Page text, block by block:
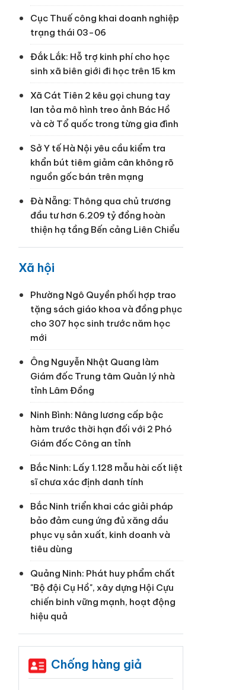
Cục Thuế công khai doanh nghiệp
trạng thái 03-06
Đắk Lắk: Hỗ trợ kinh phí cho học
sinh xã biên giới đi học trên 15 km
Xã Cát Tiên 2 kêu gọi chung tay
lan tỏa mô hình treo ảnh Bác Hồ
và cờ Tổ quốc trong từng gia đình
Sở Y tế Hà Nội yêu cầu kiểm tra
khẩn bút tiêm giảm cân không rõ
nguồn gốc bán trên mạng
Đà Nẵng: Thông qua chủ trương
đầu tư hơn 6.209 tỷ đồng hoàn
thiện hạ tầng Bến cảng Liên Chiểu
Xã hội
Phường Ngô Quyền phối hợp trao
tặng sách giáo khoa và đồng phục
cho 307 học sinh trước năm học
mới
Ông Nguyễn Nhật Quang làm
Giám đốc Trung tâm Quản lý nhà
tỉnh Lâm Đồng
Ninh Bình: Nâng lương cấp bậc
hàm trước thời hạn đối với 2 Phó
Giám đốc Công an tỉnh
Bắc Ninh: Lấy 1.128 mẫu hài cốt liệt
sĩ chưa xác định danh tính
Bắc Ninh triển khai các giải pháp
bảo đảm cung ứng đủ xăng dầu
phục vụ sản xuất, kinh doanh và
tiêu dùng
Quảng Ninh: Phát huy phẩm chất
"Bộ đội Cụ Hồ", xây dựng Hội Cựu
chiến binh vững mạnh, hoạt động
hiệu quả
Chống hàng giả